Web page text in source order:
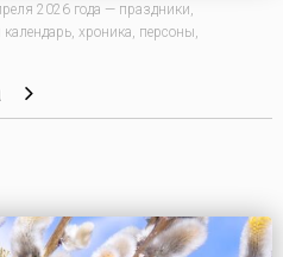
2026 года — праздники,
хроника, персоны,